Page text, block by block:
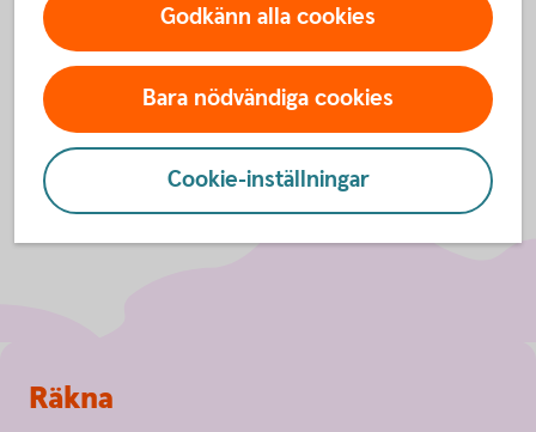
Godkänn alla cookies
Bara nödvändiga cookies
Cookie-inställningar
Sidfot
Räkna